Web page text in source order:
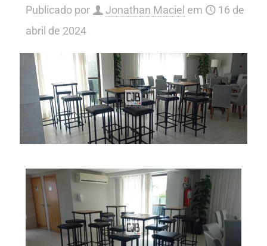
Publicado por Jonathan Maciel em
16 de
abril de 2024